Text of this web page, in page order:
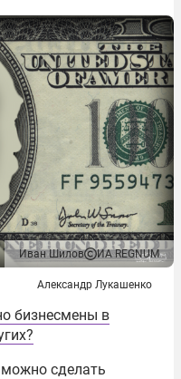
Иван Шилов ИА REGNUM
Александр Лукашенко
бизнесмены в
можно сделать